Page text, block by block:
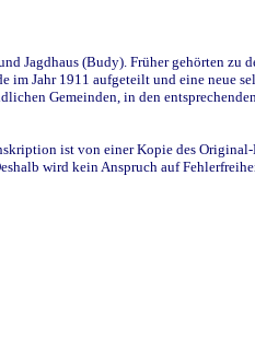
(Budy). Früher gehörten zu
Jahr 1911 aufgeteilt und eine neue
Gemeinden, in den
ist von einer Kopie des
wird kein Anspruch auf